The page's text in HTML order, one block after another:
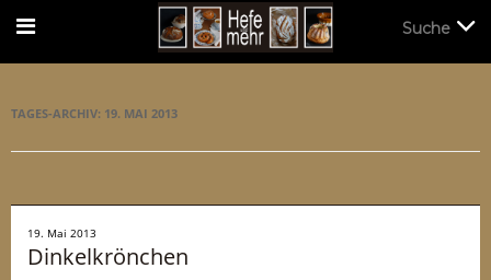
TAGES-ARCHIV: 19. MAI 2013
19. Mai 2013
Dinkelkrönchen
Suche
Suche